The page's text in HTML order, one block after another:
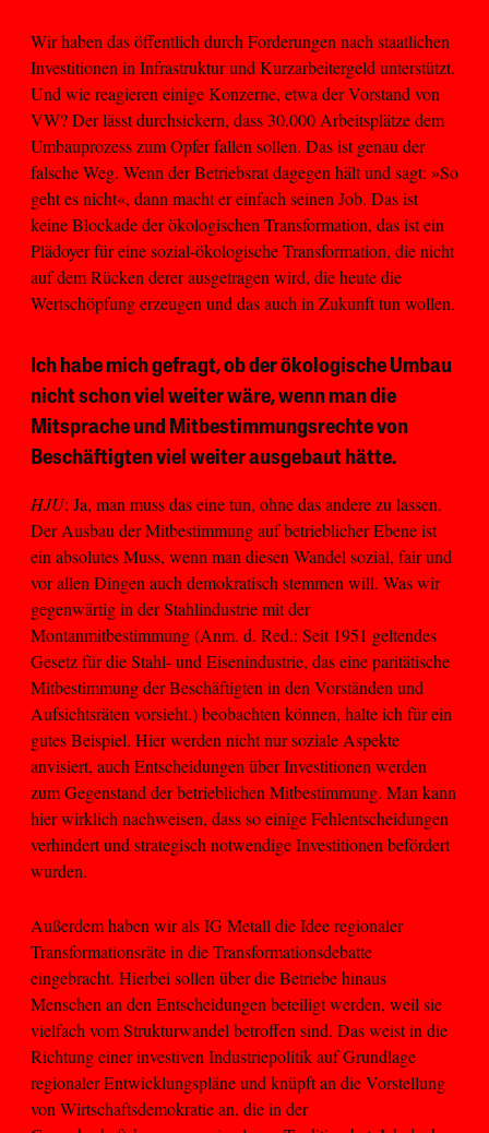
Wir haben das öffentlich durch Forderungen nach staatlichen
Investitionen in Infrastruktur und Kurzarbeitergeld unterstützt.
Und wie reagieren einige Konzerne, etwa der Vorstand von
VW? Der lässt durchsickern, dass 30.000 Arbeitsplätze dem
Umbauprozess zum Opfer fallen sollen. Das ist genau der
falsche Weg. Wenn der Betriebsrat dagegen hält und sagt: »So
geht es nicht«, dann macht er einfach seinen Job. Das ist
keine Blockade der ökologischen Transformation, das ist ein
Plädoyer für eine sozial-ökologische Transformation, die nicht
auf dem Rücken derer ausgetragen wird, die heute die
Wertschöpfung erzeugen und das auch in Zukunft tun wollen.
Ich habe mich gefragt, ob der ökologische Umbau
nicht schon viel weiter wäre, wenn man die
Mitsprache und Mitbestimmungsrechte von
Beschäftigten viel weiter ausgebaut hätte.
HJU: Ja, man muss das eine tun, ohne das andere zu lassen.
Der Ausbau der Mitbestimmung auf betrieblicher Ebene ist
ein absolutes Muss, wenn man diesen Wandel sozial, fair und
vor allen Dingen auch demokratisch stemmen will. Was wir
gegenwärtig in der Stahlindustrie mit der
Montanmitbestimmung (Anm. d. Red.: Seit 1951 geltendes
Gesetz für die Stahl- und Eisenindustrie, das eine paritätische
Mitbestimmung der Beschäftigten in den Vorständen und
Aufsichtsräten vorsieht.) beobachten können, halte ich für ein
gutes Beispiel. Hier werden nicht nur soziale Aspekte
anvisiert, auch Entscheidungen über Investitionen werden
zum Gegenstand der betrieblichen Mitbestimmung. Man kann
hier wirklich nachweisen, dass so einige Fehlentscheidungen
verhindert und strategisch notwendige Investitionen befördert
wurden.
Außerdem haben wir als IG Metall die Idee regionaler
Transformationsräte in die Transformationsdebatte
eingebracht. Hierbei sollen über die Betriebe hinaus
Menschen an den Entscheidungen beteiligt werden, weil sie
vielfach vom Strukturwandel betroffen sind. Das weist in die
Richtung einer investiven Industriepolitik auf Grundlage
regionaler Entwicklungspläne und knüpft an die Vorstellung
von Wirtschaftsdemokratie an, die in der